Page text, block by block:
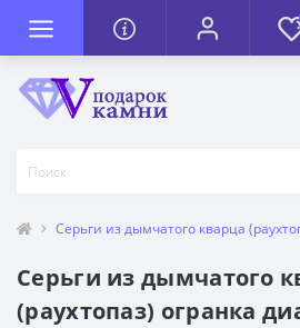
Серьги из дымчатого кварца
Серьги из дымчатого
(раухтопаз) огранка